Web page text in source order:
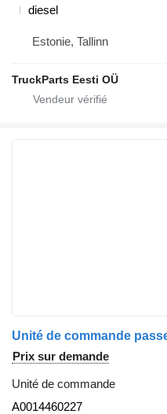
diesel
Estonie, Tallinn
TruckParts Eesti OÜ
Prix sur demande
Unité de commande
A0014460227